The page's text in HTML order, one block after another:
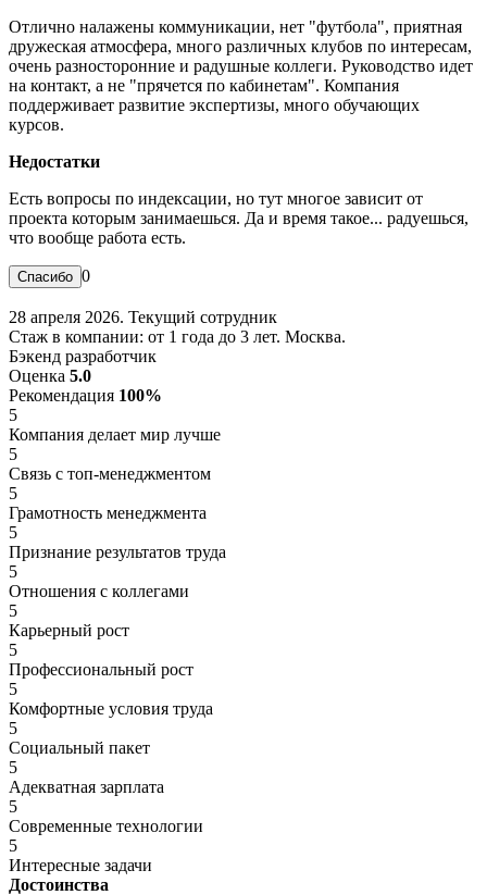
Отлично налажены коммуникации, нет "футбола", приятная
дружеская атмосфера, много различных клубов по интересам,
очень разносторонние и радушные коллеги. Руководство идет
на контакт, а не "прячется по кабинетам". Компания
поддерживает развитие экспертизы, много обучающих
курсов.
Недостатки
Есть вопросы по индексации, но тут многое зависит от
проекта которым занимаешься. Да и время такое... радуешься,
что вообще работа есть.
0
28 апреля 2026. Текущий сотрудник
Стаж в компании: от 1 года до 3 лет. Москва.
Бэкенд разработчик
Оценка 5.0
Рекомендация 100%
5
Компания делает мир лучше
5
Связь с топ-менеджментом
5
Грамотность менеджмента
5
Признание результатов труда
5
Отношения с коллегами
5
Карьерный рост
5
Профессиональный рост
5
Комфортные условия труда
5
Социальный пакет
5
Адекватная зарплата
5
Современные технологии
5
Интересные задачи
Достоинства